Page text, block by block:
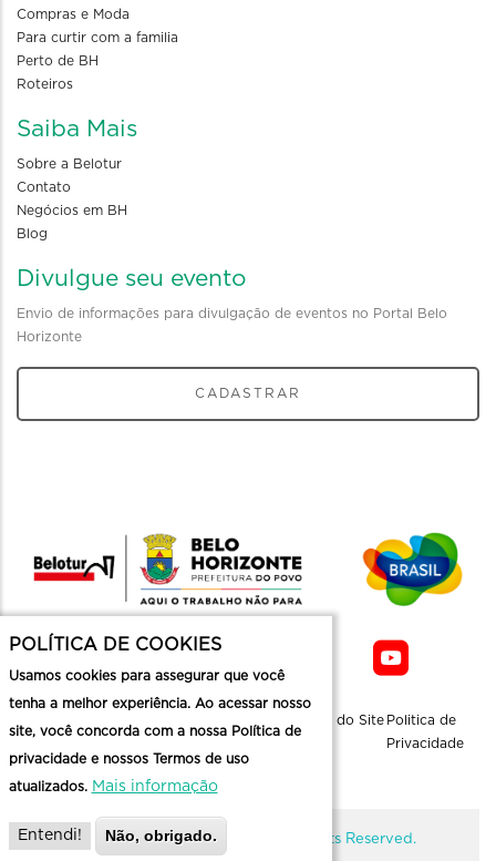
Compras e Moda
Para curtir com a familia
Perto de BH
Roteiros
Saiba Mais
Sobre a Belotur
Contato
Negócios em BH
Blog
Divulgue seu evento
Envio de informações para divulgação de eventos no Portal Belo
Horizonte
CADASTRAR
Mapa do Site Politica de
Privacidade
@ Copyright Belotur 2026. All Rights Reserved.
POLÍTICA DE COOKIES
Usamos cookies para assegurar que você
tenha a melhor experiência. Ao acessar nosso
site, você concorda com a nossa Política de
privacidade e nossos Termos de uso
atualizados. Mais informação
Entendi! Não, obrigado.